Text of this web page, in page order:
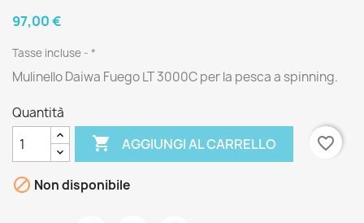
97,00 €
Tasse incluse *
Mulinello Daiwa Fuego LT 3000C per la pesca a spinning.
Quantità
 AGGIUNGI AL CARRELLO favorite_border
 Non disponibile